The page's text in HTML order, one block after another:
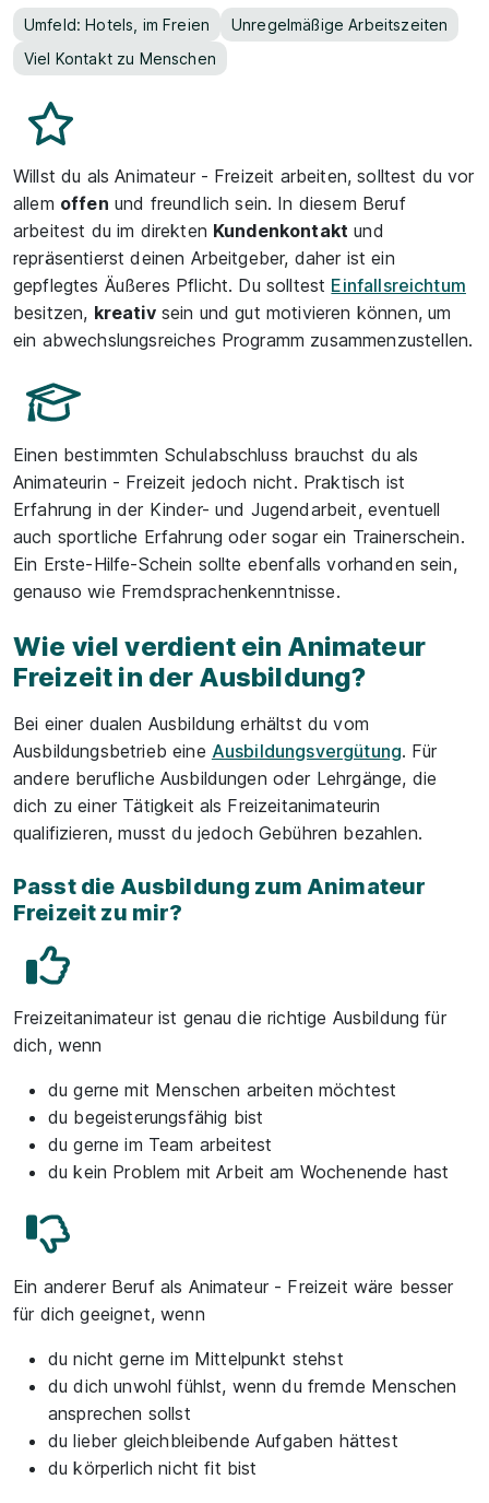
Umfeld: Hotels, im Freien
Unregelmäßige Arbeitszeiten
Viel Kontakt zu Menschen
Willst du als Animateur - Freizeit arbeiten, solltest du vor
allem offen und freundlich sein. In diesem Beruf
arbeitest du im direkten Kundenkontakt und
repräsentierst deinen Arbeitgeber, daher ist ein
gepflegtes Äußeres Pflicht. Du solltest Einfallsreichtum
besitzen, kreativsein und gut motivieren können, um
ein abwechslungsreiches Programm zusammenzustellen.
Einen bestimmten Schulabschluss brauchst du als
Animateurin - Freizeit jedoch nicht. Praktisch ist
Erfahrung in der Kinder- und Jugendarbeit, eventuell
auch sportliche Erfahrung oder sogar ein Trainerschein.
Ein Erste-Hilfe-Schein sollte ebenfalls vorhanden sein,
genauso wie Fremdsprachenkenntnisse.
Wie viel verdient ein Animateur
Freizeit in der Ausbildung?
Bei einer dualen Ausbildung erhältst du vom
Ausbildungsbetrieb eine Ausbildungsvergütung. Für
andere berufliche Ausbildungen oder Lehrgänge, die
dich zu einer Tätigkeit als Freizeitanimateurin
qualifizieren, musst du jedoch Gebühren bezahlen.
Passt die Ausbildung zum Animateur
Freizeit zu mir?
Freizeitanimateur ist genau die richtige Ausbildung für
dich, wenn
du gerne mit Menschen arbeiten möchtest
du begeisterungsfähig bist
du gerne im Team arbeitest
du kein Problem mit Arbeit am Wochenende hast
Ein anderer Beruf als Animateur - Freizeit wäre besser
für dich geeignet, wenn
du nicht gerne im Mittelpunkt stehst
du dich unwohl fühlst, wenn du fremde Menschen
ansprechen sollst
du lieber gleichbleibende Aufgaben hättest
du körperlich nicht fit bist